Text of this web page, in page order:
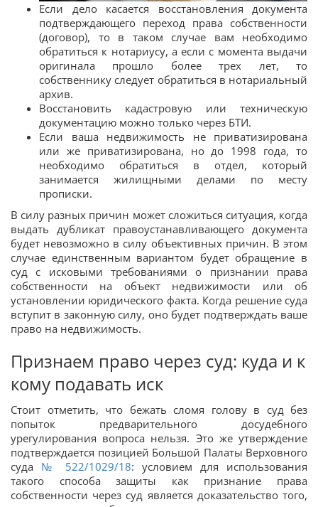
Если дело касается восстановления документа
подтверждающего переход права собственности
(договор), то в таком случае вам необходимо
обратиться к нотариусу, а если с момента выдачи
оригинала прошло более трех лет, то
собственнику следует обратиться в нотариальный
архив.
Восстановить кадастровую или техническую
документацию можно только через БТИ.
Если ваша недвижимость не приватизирована
или же приватизирована, но до 1998 года, то
необходимо обратиться в отдел, который
занимается жилищными делами по месту
прописки.
В силу разных причин может сложиться ситуация, когда
выдать дубликат правоустанавливающего документа
будет невозможно в силу объективных причин. В этом
случае единственным вариантом будет обращение в
суд с исковыми требованиями о признании права
собственности на объект недвижимости или об
установлении юридического факта. Когда решение суда
вступит в законную силу, оно будет подтверждать ваше
право на недвижимость.
Признаем право через суд: куда и к
кому подавать иск
Стоит отметить, что бежать сломя голову в суд без
попыток предварительного досудебного
урегулирования вопроса нельзя. Это же утверждение
подтверждается позицией Большой Палаты Верховного
суда № 522/1029/18: условием для использования
такого способа защиты как признание права
собственности через суд является доказательство того,